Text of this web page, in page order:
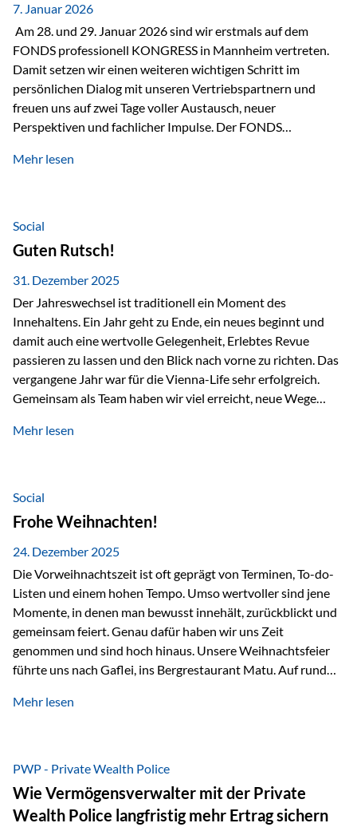
7. Januar 2026
Am 28. und 29. Januar 2026 sind wir erstmals auf dem
FONDS professionell KONGRESS in Mannheim vertreten.
Damit setzen wir einen weiteren wichtigen Schritt im
persönlichen Dialog mit unseren Vertriebspartnern und
freuen uns auf zwei Tage voller Austausch, neuer
Perspektiven und fachlicher Impulse. Der FONDS
Branchentreffen für Finanz- und Versicherungsprofis im
Vermögensstrukturierung und Nachfolgeplanung
gemeinsam zu diskutieren. Persönlich für Sie vor Ort An
beiden Kongresstagen stehen Ihnen Maximilian
Fichtenbauer, Dirk…
Mehr lesen
Social
Guten Rutsch!
31. Dezember 2025
Der Jahreswechsel ist traditionell ein Moment des
Innehaltens. Ein Jahr geht zu Ende, ein neues beginnt und
damit auch eine wertvolle Gelegenheit, Erlebtes Revue
passieren zu lassen und den Blick nach vorne zu richten. Das
vergangene Jahr war für die Vienna-Life sehr erfolgreich.
Gemeinsam als Team haben wir viel erreicht, neue Wege
Veranstaltungen wie der Schnifisschnauf, aber auch unsere
starkes Miteinander ist. Neben diesen gemeinsamen
Erlebnissen konnten wir…
Mehr lesen
Social
Frohe Weihnachten!
24. Dezember 2025
Die Vorweihnachtszeit ist oft geprägt von Terminen, To-do-
Listen und einem hohen Tempo. Umso wertvoller sind jene
Momente, in denen man bewusst innehält, zurückblickt und
gemeinsam feiert. Genau dafür haben wir uns Zeit
genommen und sind hoch hinaus. Unsere Weihnachtsfeier
führte uns nach Gaflei, ins Bergrestaurant Matu. Auf rund
beeindruckendes Panorama, sondern auch etwas, das im
verschneiter Landschaft, bei feinem Essen, guter Musik und
einer entspannten…
Mehr lesen
PWP - Private Wealth Police
Wie Vermögensverwalter mit der Private
Wealth Police langfristig mehr Ertrag sichern